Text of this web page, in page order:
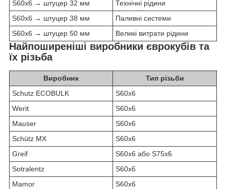
S60x6 → штуцер 32 мм
Технічні рідини
S60x6 → штуцер 38 мм
Паливні системи
S60x6 → штуцер 50 мм
Великі витрати рідини
Найпоширеніші виробники єврокубів та
їх різьба
Виробник
Тип різьби
Schutz ECOBULK
S60x6
Werit
S60x6
Mauser
S60x6
Schütz MX
S60x6
Greif
S60x6 або S75x6
Sotralentz
S60x6
Mamor
S60x6